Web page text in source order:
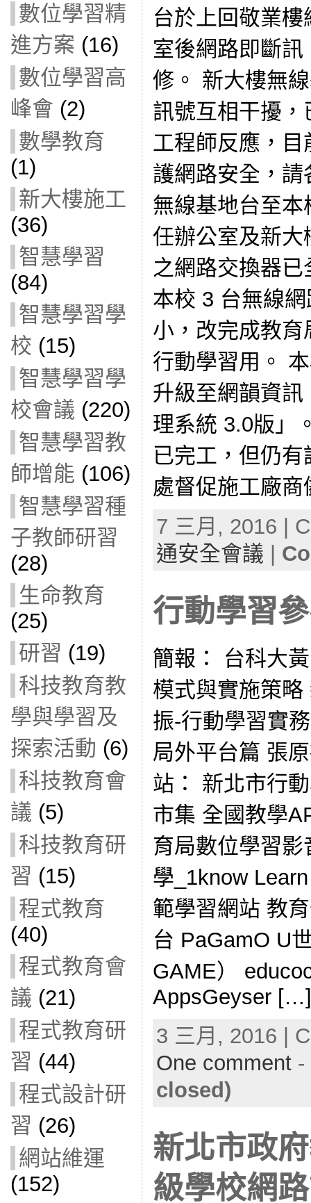
數位學習精
進方案 (16)
數位學習高
峰會 (2)
數學教育
(1)
新大樓施工
(36)
智慧學習
(84)
智慧學習學
校 (15)
智慧學習學
校會議 (220)
智慧學習教
師增能 (106)
智慧學習種
子教師研習
(28)
生命教育
(25)
研習 (19)
科技教育教
學與學習及
探索活動 (6)
科技教育會
議 (5)
科技教育研
習 (15)
程式教育
(40)
程式教育會
議 (21)
程式教育研
習 (44)
程式設計研
習 (26)
網站維運
(152)
台於上回敬業
室後網路即斷
修。 新大樓無
訊號互相干擾
工程師反應，
護網路安全，
無線基地台至
任辦公室及新
之網路交換器
本校 3 台無線
小，改完成教
行動學習用。
升級至網韻資
理系統 3.0版」
已完工，但仍
處督促施工廠商
7 三月, 2016 |
通安全會議
行動學習
簡報： 台科大
模式與實施策
振-行動學習實
局外平台篇 張
站： 新北市行
市集 全國教學
育局數位學習
學_1know
範學習網站 教
台 PaGamO U
GAME）
AppsGeyser […]
3 三月, 2016 |
One comment-
closed)
新北市政
級學校網